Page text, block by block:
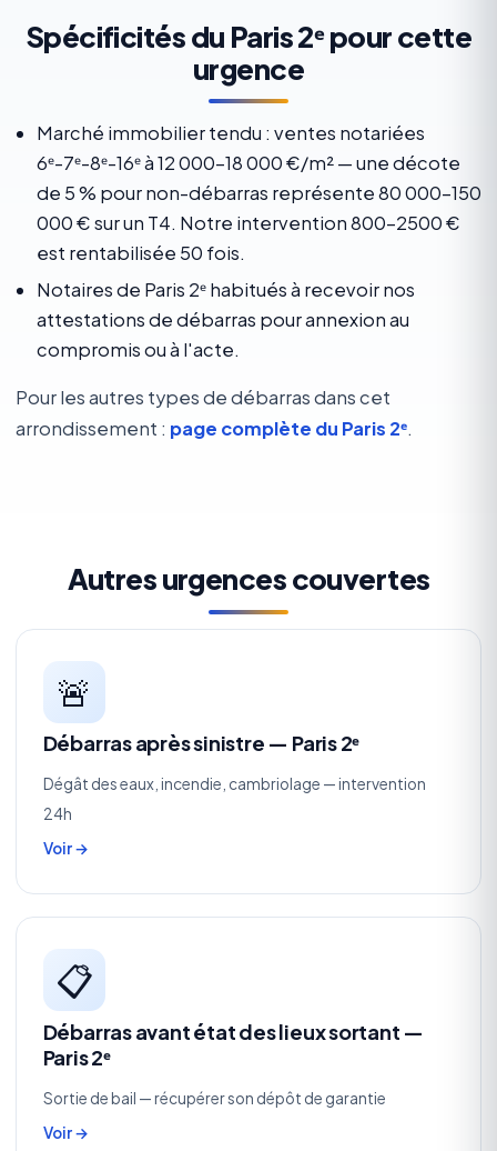
Spécificités du Paris 2ᵉ pour cette
urgence
Marché immobilier tendu : ventes notariées
6ᵉ-7ᵉ-8ᵉ-16ᵉ à 12 000-18 000 €/m² — une décote
de 5 % pour non-débarras représente 80 000-150
000 € sur un T4. Notre intervention 800-2500 €
est rentabilisée 50 fois.
Notaires de Paris 2ᵉ habitués à recevoir nos
attestations de débarras pour annexion au
compromis ou à l'acte.
Pour les autres types de débarras dans cet
arrondissement : page complète du Paris 2ᵉ.
Autres urgences couvertes
🚨
Débarras après sinistre — Paris 2ᵉ
Dégât des eaux, incendie, cambriolage — intervention
24h
Voir →
📋
Débarras avant état des lieux sortant —
Paris 2ᵉ
Sortie de bail — récupérer son dépôt de garantie
Voir →